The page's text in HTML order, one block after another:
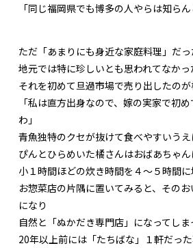
「同じ福岡県でも博多の人やらは知らん
ただ「あまりにも身近な家庭料理」だ
地元では特に珍しいとも思われてなかっ
それを初めて旦過市場で売り出したのが
「私は直方出身なので、嫁の実家で初
わ」
青魚独特のクセが抜けて食べやすいうえ
ぴんとひらめいた橘さんはおばあちゃ
小１時間ほどの炊き時間を４～５時間に
お惣菜店の片隅に置いてみると、その
になり
自然と「ぬかだき専門店」になってしま
20年以上前には「たちばな」１軒だっ